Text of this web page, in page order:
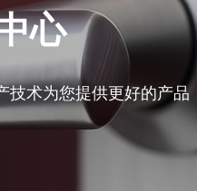
心
技术为您提供更好的产品